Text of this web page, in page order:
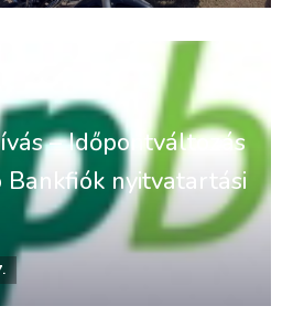
– Időpontváltozás
Bankfiók nyitvatartási